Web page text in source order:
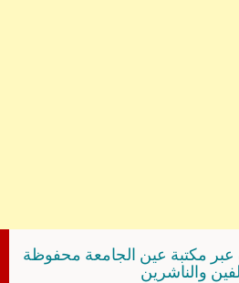
مكتبة عين الجامعة محفوظة
والناشرين